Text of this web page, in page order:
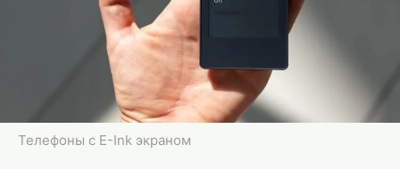
Телефоны с E-Ink экраном